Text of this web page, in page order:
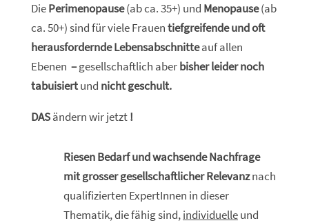
DiePerimenopause(ab ca. 35+) und Menopause(ab
ca. 50+) sind für viele Frauentiefgreifende und oft
herausfordernde Lebensabschnitteauf allen
Ebenen –gesellschaftlich aberbisher leider noch
tabuisiertund nicht geschult.
DASändern wir jetzt!
Riesen Bedarfund wachsende Nachfrage
mit grosser gesellschaftlicher Relevanznach
qualifizierten ExpertInnen in dieser
Thematik, die fähig sind,individuelleund